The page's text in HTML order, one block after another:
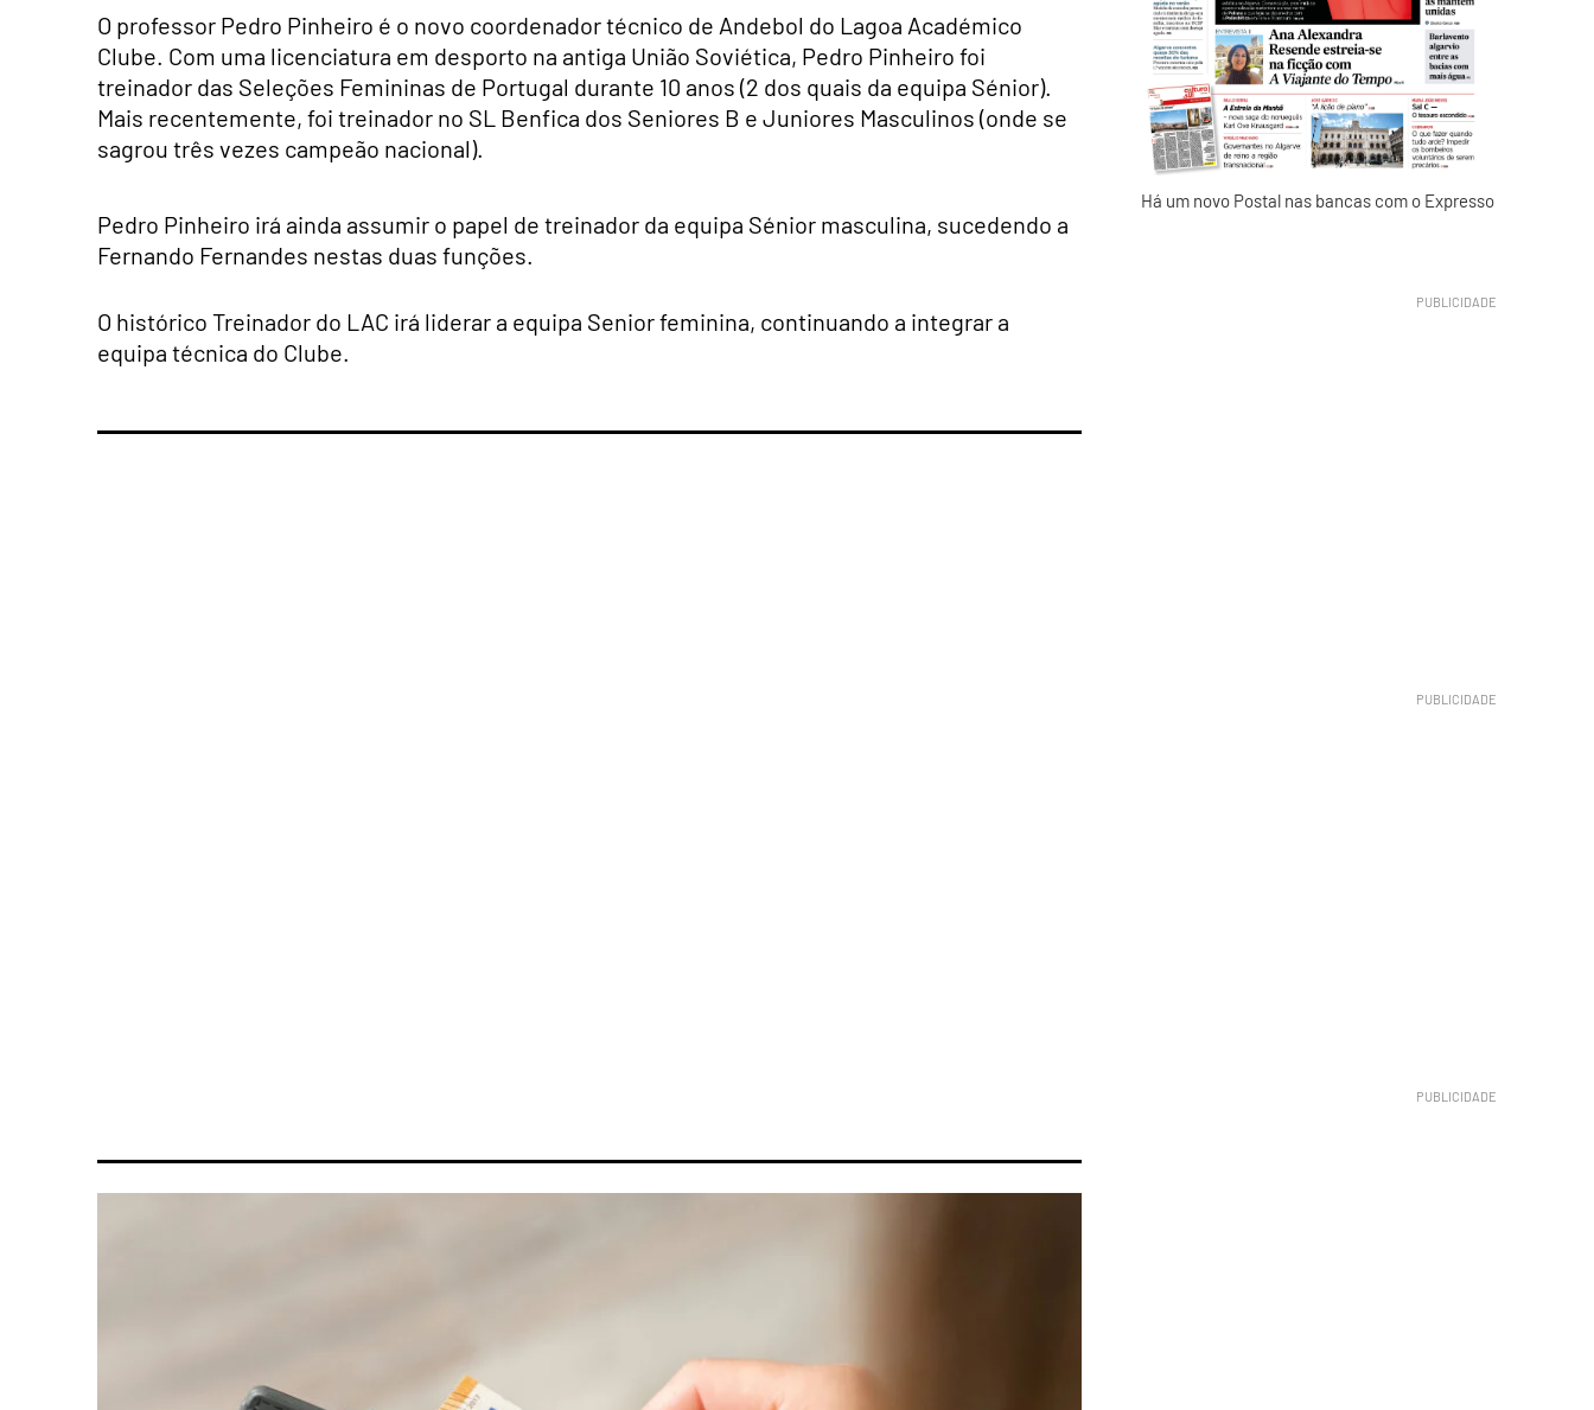
O professor Pedro Pinheiro é o novo coordenador técnico de Andebol do Lagoa Académico
Clube. Com uma licenciatura em desporto na antiga União Soviética, Pedro Pinheiro foi
treinador das Seleções Femininas de Portugal durante 10 anos (2 dos quais da equipa Sénior).
Mais recentemente, foi treinador no SL Benfica dos Seniores B e Juniores Masculinos (onde se
sagrou três vezes campeão nacional).
Pedro Pinheiro irá ainda assumir o papel de treinador da equipa Sénior masculina, sucedendo a
Fernando Fernandes nestas duas funções.
O histórico Treinador do LAC irá liderar a equipa Senior feminina, continuando a integrar a
equipa técnica do Clube.
Há um novo Postal nas bancas com o Expresso